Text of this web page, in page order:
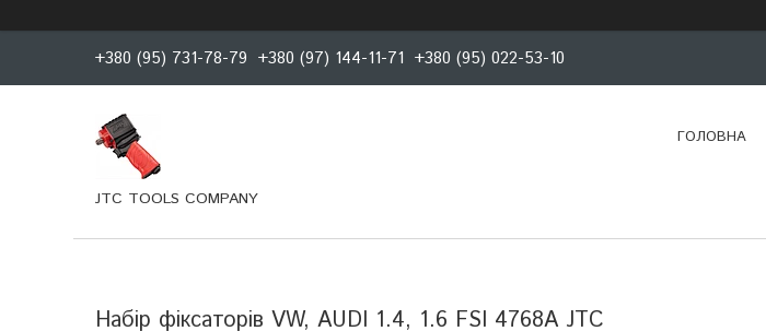
+380 (95) 731-78-79 +380 (97) 144-11-71 +380 (95) 022-53-10
JTC TOOLS COMPANY
ГОЛОВНА
Набір фіксаторів VW, AUDI 1.4, 1.6 FSI 4768A JTC